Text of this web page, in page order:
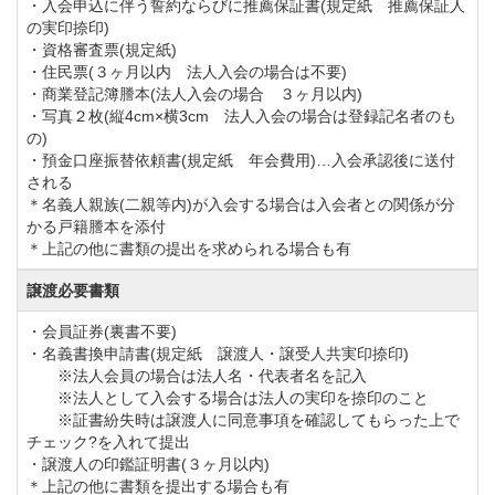
・入会申込に伴う誓約ならびに推薦保証書(規定紙 推薦保証人
の実印捺印)
・資格審査票(規定紙)
・住民票(３ヶ月以内 法人入会の場合は不要)
・商業登記簿謄本(法人入会の場合 ３ヶ月以内)
・写真２枚(縦4cm×横3cm 法人入会の場合は登録記名者のも
の)
・預金口座振替依頼書(規定紙 年会費用)…入会承認後に送付
される
＊名義人親族(二親等内)が入会する場合は入会者との関係が分
かる戸籍謄本を添付
＊上記の他に書類の提出を求められる場合も有
譲渡必要書類
・会員証券(裏書不要)
・名義書換申請書(規定紙 譲渡人・譲受人共実印捺印)
※法人会員の場合は法人名・代表者名を記入
※法人として入会する場合は法人の実印を捺印のこと
※証書紛失時は譲渡人に同意事項を確認してもらった上で
チェック?を入れて提出
・譲渡人の印鑑証明書(３ヶ月以内)
＊上記の他に書類を提出する場合も有